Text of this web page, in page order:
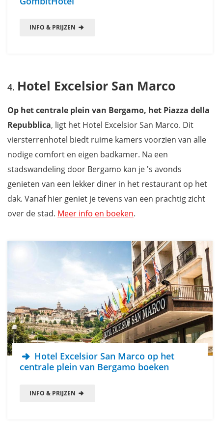
INFO & PRIJZEN
Hotel Excelsior San Marco
Op het centrale plein van Bergamo, het Piazza della
Repubblica, ligt het Hotel Excelsior San Marco. Dit
viersterrenhotel biedt ruime kamers voorzien van alle
nodige comfort en eigen badkamer. Na een
stadswandeling door Bergamo kan je 's avonds
genieten van een lekker diner in het restaurant op het
dak. Vanaf hier geniet je tevens van een prachtig zicht
over de stad. Meer info en boeken.
Hotel Excelsior San Marco op het
centrale plein van Bergamo boeken
INFO & PRIJZEN